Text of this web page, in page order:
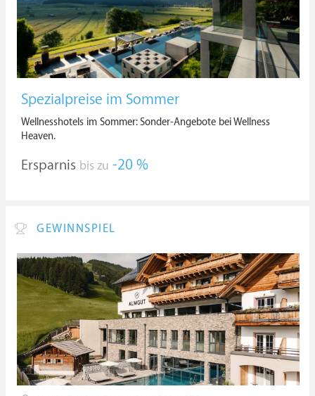
Spezialpreise im Sommer
Wellnesshotels im Sommer: Sonder-Angebote bei Wellness
Heaven.
Ersparnis bis zu -20 %
GEWINNSPIEL